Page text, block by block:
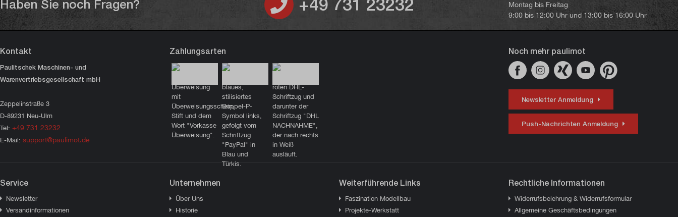
Haben Sie noch Fragen? +49 731 23232
Montag bis Freitag
9:00 bis 12:00 Uhr und 13:00 bis 16:00 Uhr
Kontakt
Paulitschek Maschinen- und
Warenvertriebsgesellschaft mbH
Zeppelinstraße 3
D-89231 Neu-Ulm
Tel: +49 731 23232
E-Mail: support@paulimot.de
Zahlungsarten Noch mehr paulimot
Newsletter Anmeldung
Push-Nachrichten Anmeldung
Service
Newsletter
Versandinformationen
Unternehmen
Über Uns
Historie
Weiterführende Links
Faszination Modellbau
Projekte-Werkstatt
Rechtliche Informationen
Widerrufsbelehrung & Widerrufsformular
Allgemeine Geschäftsbedingungen